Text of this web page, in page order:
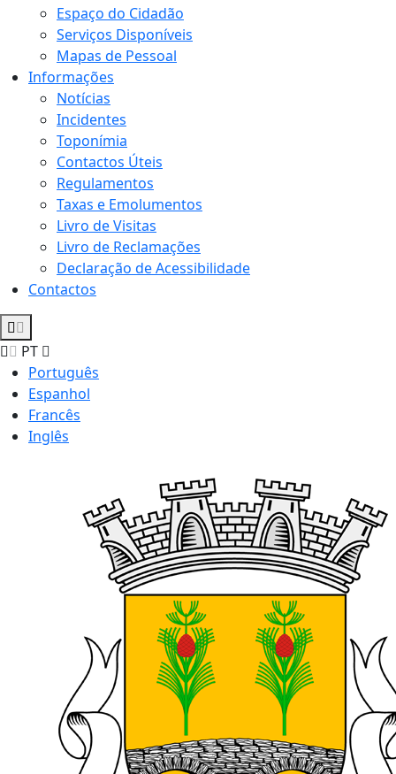
Espaço do Cidadão
Serviços Disponíveis
Mapas de Pessoal
Informações
Notícias
Incidentes
Toponímia
Contactos Úteis
Regulamentos
Taxas e Emolumentos
Livro de Visitas
Livro de Reclamações
Declaração de Acessibilidade
Contactos
PT
Português
Espanhol
Francês
Inglês